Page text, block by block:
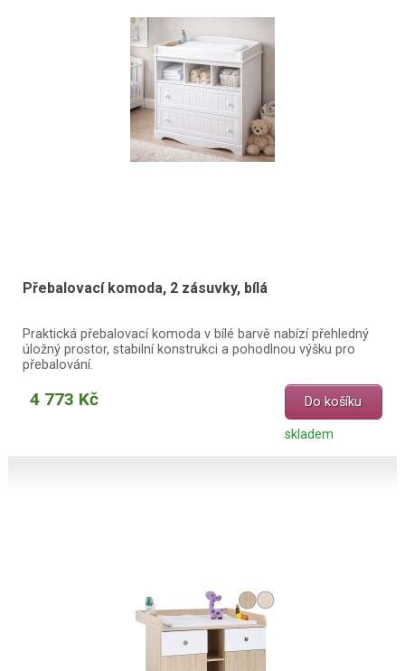
Přebalovací komoda, 2 zásuvky, bílá
Praktická přebalovací komoda v bílé barvě nabízí přehledný
úložný prostor, stabilní konstrukci a pohodlnou výšku pro
přebalování.
4 773 Kč Do košíku
skladem